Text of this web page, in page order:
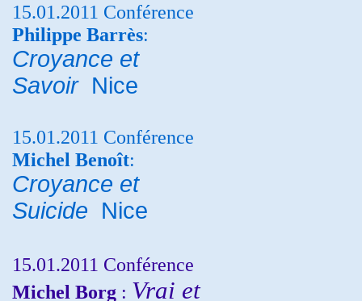
15.01.2011 Conférence
Philippe Barrès:
Croyance et
Savoir Nice
15.01.2011 Conférence
Michel Benoît:
Croyance et
Suicide Nice
15.01.2011 Conférence
Michel Borg : Vrai et